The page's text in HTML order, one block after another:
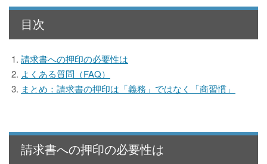
目次
請求書への押印の必要性は
よくある質問（FAQ）
まとめ：請求書の押印は「義務」ではなく「商習慣」
請求書への押印の必要性は